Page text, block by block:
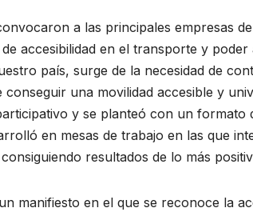
a las principales empresas
accesibilidad en el transporte y
país, surge de la necesidad de
conseguir una movilidad accesible y
y se planteó con un
en mesas de trabajo en las que
resultados de lo más
manifiesto en el que se reconoce la